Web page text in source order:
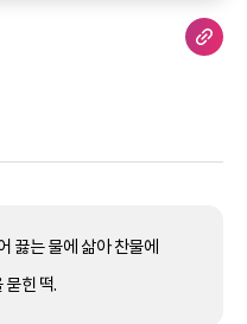
끓는 물에 삶아 찬물에
힌 떡.